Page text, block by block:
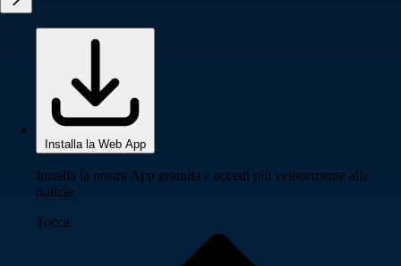
Installa la Web App
Installa la nostra App gratuita e accedi più velocemente alle
notizie
Tocca